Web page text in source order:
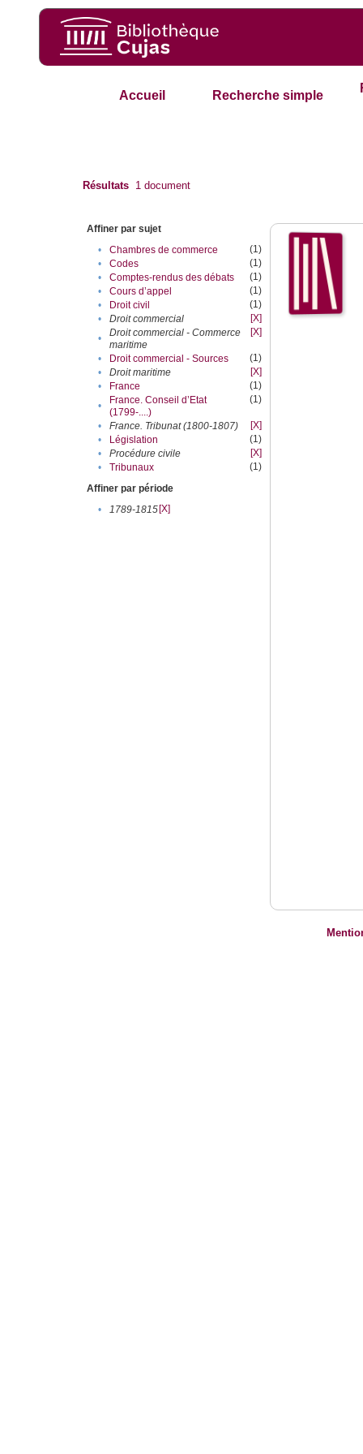
Accueil Recherche simple
Résultats 1 document
Affiner par sujet
•
Chambres de commerce
(1)
•
Codes
(1)
•
Comptes-rendus des débats
(1)
•
Cours d’appel
(1)
•
Droit civil
(1)
•
Droit commercial
[X]
•
Droit commercial - Commerce
maritime
[X]
• Droit commercial - Sources
(1)
•
Droit maritime
[X]
•
France
(1)
•
France. Conseil d’Etat
(1799-....)
(1)
• France. Tribunat (1800-1807)
[X]
•
Législation
(1)
•
Procédure civile
[X]
•
Tribunaux
(1)
Affiner par période
•
1789-1815[X]